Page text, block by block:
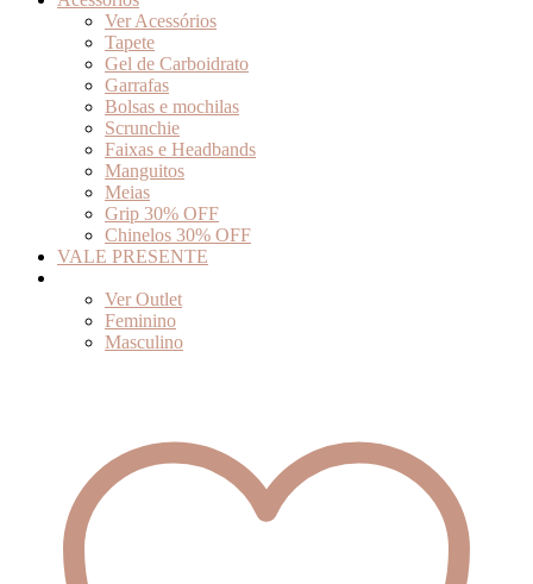
Ver Acessórios
Tapete
Gel de Carboidrato
Garrafas
Bolsas e mochilas
Scrunchie
Faixas e Headbands
Manguitos
Meias
Grip 30% OFF
Chinelos 30% OFF
VALE PRESENTE
Ver Outlet
Feminino
Masculino